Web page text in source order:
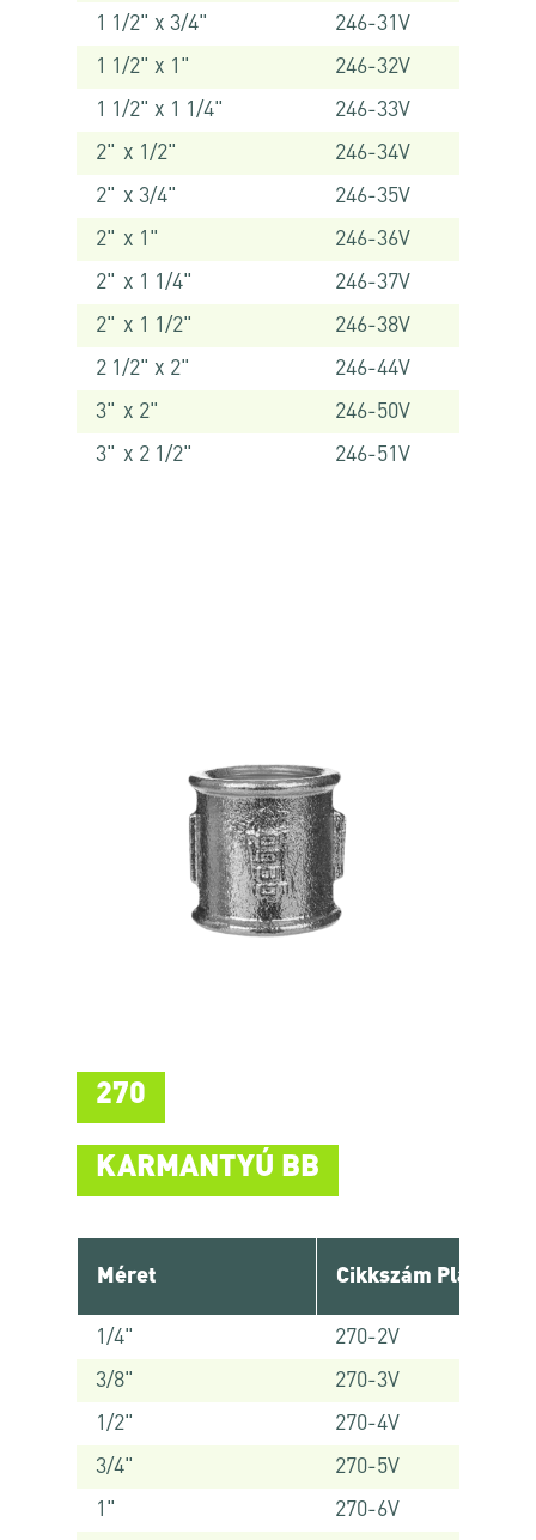
1 1/2" x 3/4"
246-31V
1 1/2" x 1"
246-32V
1 1/2" x 1 1/4"
246-33V
2" x 1/2"
246-34V
2" x 3/4"
246-35V
2" x 1"
246-36V
2" x 1 1/4"
246-37V
2" x 1 1/2"
246-38V
2 1/2" x 2"
246-44V
3" x 2"
246-50V
3" x 2 1/2"
246-51V
270
KARMANTYÚ BB
Méret Cikkszám Platinum
1/4"
270-2V
3/8"
270-3V
1/2"
270-4V
3/4"
270-5V
1"
270-6V